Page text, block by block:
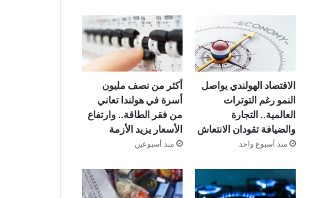
الاقتصاد الهولندي يواصل
النمو رغم التوترات
العالمية.. التجارة
والضيافة تقودان الانتعاش
منذ أسبوع واحد
أكثر من نصف مليون
أسرة في هولندا تعاني
من فقر الطاقة.. وارتفاع
الأسعار يزيد الأزمة
منذ أسبوعين